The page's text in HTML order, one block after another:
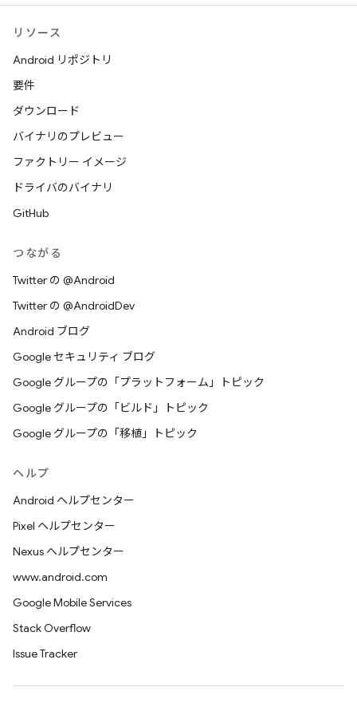
リソース
Android リポジトリ
要件
ダウンロード
バイナリのプレビュー
ファクトリー イメージ
ドライバのバイナリ
GitHub
つながる
Twitter の @Android
Twitter の @AndroidDev
Android ブログ
Google セキュリティ ブログ
Google グループの「プラットフォーム」トピック
Google グループの「ビルド」トピック
Google グループの「移植」トピック
ヘルプ
Android ヘルプセンター
Pixel ヘルプセンター
Nexus ヘルプセンター
www.android.com
Google Mobile Services
Stack Overflow
Issue Tracker